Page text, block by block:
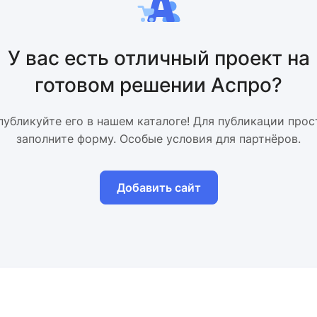
У вас есть отличный проект на
готовом решении Аспро?
его в нашем каталоге! Для публикации
заполните форму. Особые условия для партнёров.
Добавить сайт